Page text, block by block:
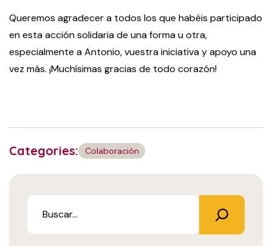
Queremos agradecer a todos los que habéis participado
en esta acción solidaria de una forma u otra,
especialmente a Antonio, vuestra iniciativa y apoyo una
vez más. ¡Muchísimas gracias de todo corazón!
Categories: Colaboración